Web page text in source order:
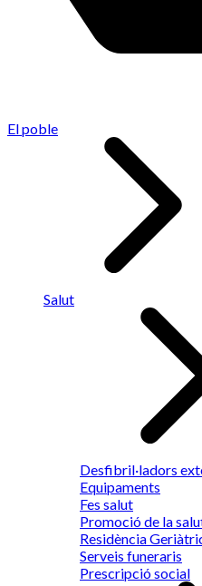
El poble
Salut
Desfibril·ladors
Equipaments
Fes salut
Promoció de la
Residència
Serveis funeraris
Prescripció social